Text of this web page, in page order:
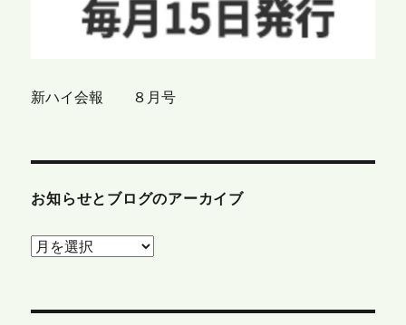
新ハイ会報 ８月号
お知らせとブログのアーカイブ
お